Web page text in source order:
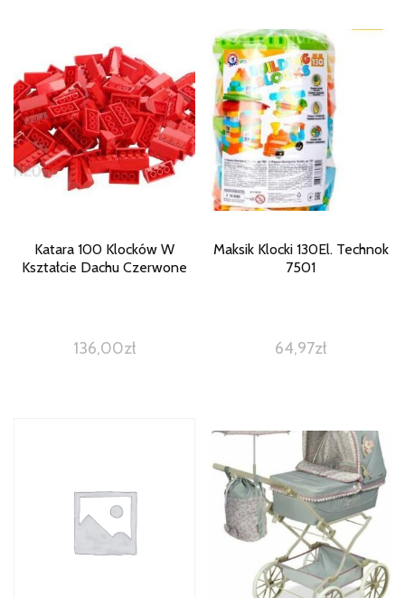
Katara 100 Klocków W
Kształcie Dachu Czerwone
136,00zł
Maksik Klocki 130El. Technok
7501
64,97zł